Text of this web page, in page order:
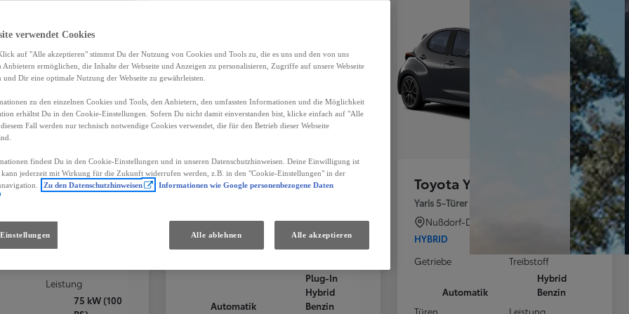
City
102
Treibstoff
Leistung
75 kW (100
Toyota C-HR
C-HR - 2,0 l Plugin 4x2 Active Drive CV + Technik Paket
Ried im Innkreis
PLUG-IN HYBRID
Automatik
Plug-In
Hybrid
Benzin
Toyota Yaris
Yaris 5-Türer Teampl
Nußdorf-Debant
HYBRID
Getriebe
Automatik
Treibstoff
Hybrid
Benzin
Türen
Leistung
verwendet Cookies
auf "Alle akzeptieren" stimmst Du der Nutzung von Cookies und Tools zu, die es uns und den von uns
Anbietern ermöglichen, die Inhalte der Webseite und Anzeigen zu personalisieren, Zugriffe auf unsere Webseite
und Dir eine optimale Nutzung der Webseite zu gewährleisten.
zu den einzelnen Cookies und Tools, den Anbietern, den umfassten Informationen und die Möglichkeit
erhältst Du in den Cookie-Einstellungen. Sofern Du nicht damit einverstanden bist, klicke einfach auf "Alle
Fall werden nur technisch notwendige Cookies verwendet, die für den Betrieb dieser Webseite
findest Du in den Cookie-Einstellungen und in unseren Datenschutzhinweisen. Deine Einwilligung ist
jederzeit mit Wirkung für die Zukunft widerrufen werden, z.B. in den "Cookie-Einstellungen" in der
Zu den Datenschutzhinweisen
Informationen wie Google personenbezogene Daten
Alle ablehnen Alle akzeptieren